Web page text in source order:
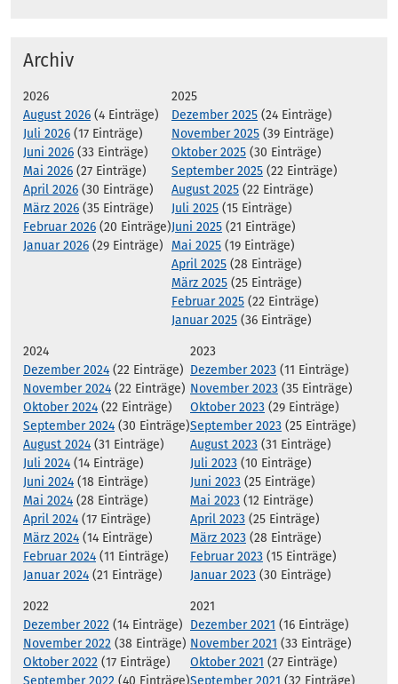
Archiv
2026
August 2026 (4 Einträge)
Juli 2026 (17 Einträge)
Juni 2026 (33 Einträge)
Mai 2026 (27 Einträge)
April 2026 (30 Einträge)
März 2026 (35 Einträge)
Februar 2026 (20 Einträge)
Januar 2026 (29 Einträge)
2025
Dezember 2025 (24 Einträge)
November 2025 (39 Einträge)
Oktober 2025 (30 Einträge)
September 2025 (22 Einträge)
August 2025 (22 Einträge)
Juli 2025 (15 Einträge)
Juni 2025 (21 Einträge)
Mai 2025 (19 Einträge)
April 2025 (28 Einträge)
März 2025 (25 Einträge)
Februar 2025 (22 Einträge)
Januar 2025 (36 Einträge)
2024
Dezember 2024 (22 Einträge)
November 2024 (22 Einträge)
Oktober 2024 (22 Einträge)
September 2024 (30 Einträge)
August 2024 (31 Einträge)
Juli 2024 (14 Einträge)
Juni 2024 (18 Einträge)
Mai 2024 (28 Einträge)
April 2024 (17 Einträge)
März 2024 (14 Einträge)
Februar 2024 (11 Einträge)
Januar 2024 (21 Einträge)
2023
Dezember 2023 (11 Einträge)
November 2023 (35 Einträge)
Oktober 2023 (29 Einträge)
September 2023 (25 Einträge)
August 2023 (31 Einträge)
Juli 2023 (10 Einträge)
Juni 2023 (25 Einträge)
Mai 2023 (12 Einträge)
April 2023 (25 Einträge)
März 2023 (28 Einträge)
Februar 2023 (15 Einträge)
Januar 2023 (30 Einträge)
2022
Dezember 2022 (14 Einträge)
November 2022 (38 Einträge)
Oktober 2022 (17 Einträge)
September 2022 (40 Einträge)
2021
Dezember 2021 (16 Einträge)
November 2021 (33 Einträge)
Oktober 2021 (27 Einträge)
September 2021 (32 Einträge)